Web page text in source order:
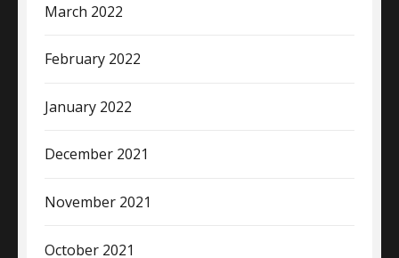
March 2022
February 2022
January 2022
December 2021
November 2021
October 2021